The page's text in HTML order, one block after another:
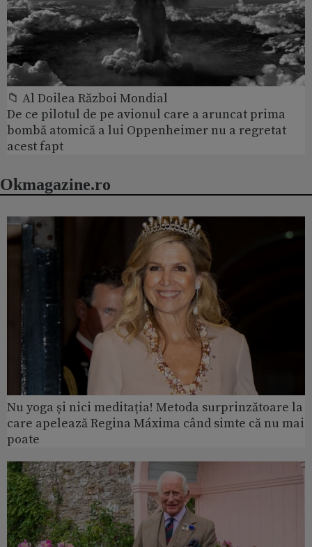
📁 Al Doilea Război Mondial
De ce pilotul de pe avionul care a aruncat prima
bombă atomică a lui Oppenheimer nu a regretat
acest fapt
Okmagazine.ro
Nu yoga și nici meditația! Metoda surprinzătoare la
care apelează Regina Máxima când simte că nu mai
poate